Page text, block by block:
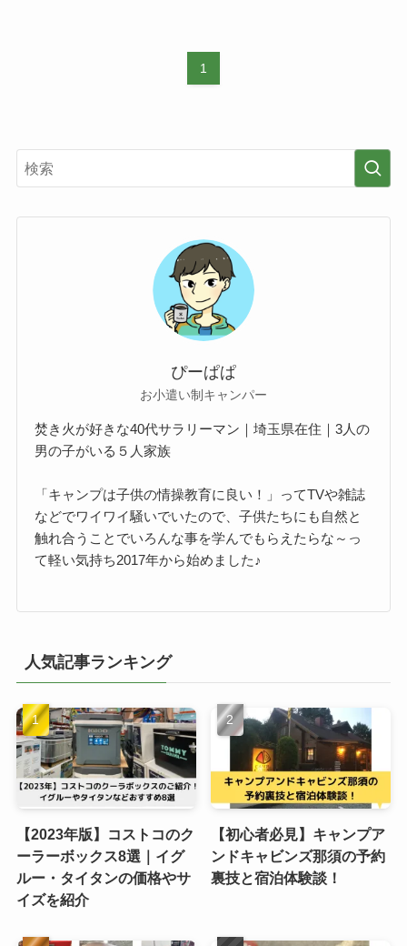
1
ぴーぱぱ
お小遣い制キャンパー
焚き火が好きな40代サラリーマン｜埼玉県在住｜3人の
男の子がいる５人家族
「キャンプは子供の情操教育に良い！」ってTVや雑誌
などでワイワイ騒いでいたので、子供たちにも自然と
触れ合うことでいろんな事を学んでもらえたらな～っ
て軽い気持ち2017年から始めました♪
人気記事ランキング
【2023年版】コストコのク
ーラーボックス8選｜イグ
ルー・タイタンの価格やサ
イズを紹介
【初心者必見】キャンプア
ンドキャビンズ那須の予約
裏技と宿泊体験談！